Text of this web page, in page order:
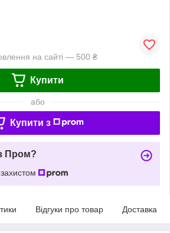
на сайті — 500 ₴
Купити
або
Купити з
Пром?
Відгуки про товар Доставка